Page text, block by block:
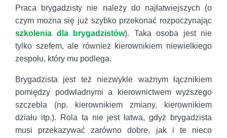
Praca brygadzisty nie należy do najłatwiejszych (o
czym można się już szybko przekonać rozpoczynając
szkolenia dla brygadzistów). Taka osoba jest nie
tylko szefem, ale również kierownikiem niewielkiego
zespołu, który mu podlega.
Brygadzista jest też niezwykle ważnym łącznikiem
pomiędzy podwładnymi a kierownictwem wyższego
szczebla (np. kierownikiem zmiany, kierownikiem
działu itp.). Rola ta nie jest łatwa, gdyż brygadzista
musi przekazywać zarówno dobre, jak i te nieco